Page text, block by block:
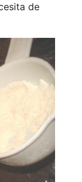
de